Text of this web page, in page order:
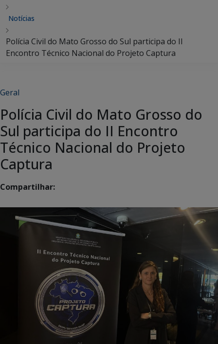
Notícias
Polícia Civil do Mato Grosso do Sul participa do II
Encontro Técnico Nacional do Projeto Captura
Geral
Polícia Civil do Mato Grosso do
Sul participa do II Encontro
Técnico Nacional do Projeto
Captura
Compartilhar: